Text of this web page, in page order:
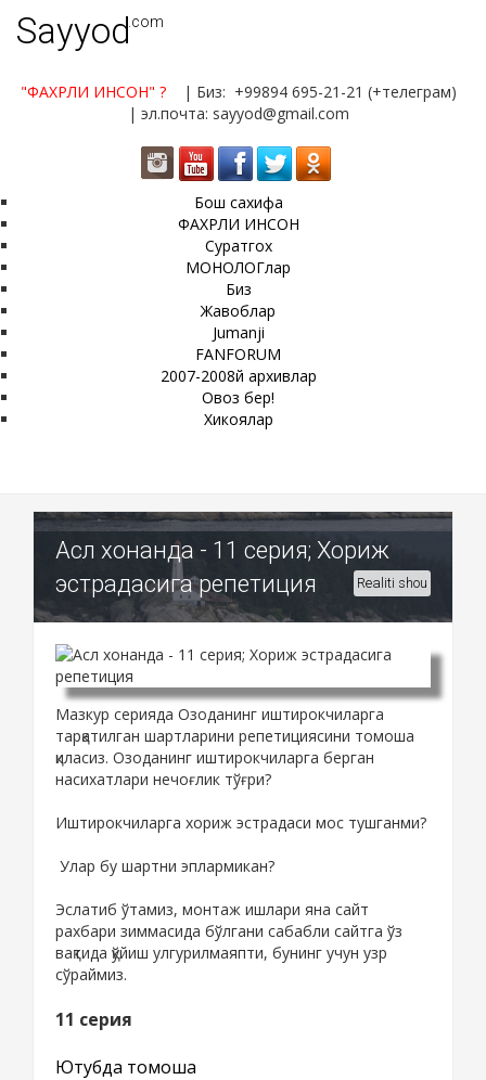
Sayyod.com
"ФАХРЛИ ИНСОН" ?
| Биз: +99894 695-21-21 (+телеграм)
| эл.почта: sayyod@gmail.com
Бош сахифа
ФАХРЛИ ИНСОН
Суратгох
МОНОЛОГлар
Биз
Жавоблар
Jumanji
FANFORUM
2007-2008й архивлар
Овоз бер!
Хикоялар
Асл хонанда - 11 серия; Хориж
эстрадасига репетиция
Realiti shou
Мазкур серияда Озоданинг иштирокчиларга
тарқатилган шартларини репетициясини томоша
қиласиз. Озоданинг иштирокчиларга берган
насихатлари нечоғлик тўғри?
Иштирокчиларга хориж эстрадаси мос тушганми?
Улар бу шартни эплармикан?
Эслатиб ўтамиз, монтаж ишлари яна сайт
рахбари зиммасида бўлгани сабабли сайтга ўз
вақтида қўйиш улгурилмаяпти, бунинг учун узр
сўраймиз.
11 серия
Ютубда томоша